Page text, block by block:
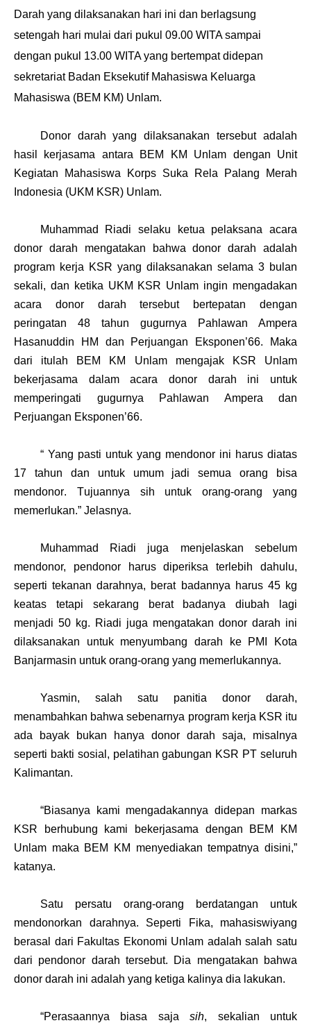
Darah yang dilaksanakan hari ini dan berlagsung
setengah hari mulai dari pukul 09.00 WITA sampai
dengan pukul 13.00 WITA yang bertempat didepan
sekretariat Badan Eksekutif Mahasiswa Keluarga
Mahasiswa (BEM KM) Unlam.
Donor darah yang dilaksanakan tersebut adalah
hasil
kerjasama antara BEM KM Unlam dengan Unit
Kegiatan
Mahasiswa Korps Suka Rela Palang Merah
Indonesia (UKM KSR) Unlam.
Muhammad Riadi se laku ketua pelaksana
acara
donor darah
mengatakan bahwa donor darah
adalah
program kerja KSR yang dilaksanakan selama 3 bulan
sekali, dan ketika UKM KSR Unlam ingin mengadakan
acara donor darah
tersebut bertepatan
dengan
peringatan 48 tahun
gugurnya Pahlawan
Ampera
Hasanuddin HM dan
Perjuangan Eksponen’66. Maka
dari
itulah BEM KM Unlam
mengajak KSR Unlam
bekerjasama
dalam acara donor darah ini
untuk
memperingati
gugurnya Pahlawan Ampera
dan
Perjuangan Eksponen’66.
“ Yang pasti untuk yang mendonor ini harus diatas
17 tahun
dan untuk umum jadi semua orang bisa
mendonor. Tujuannya sih
untuk orang-orang yang
memerlukan.” Jelasnya.
Muhammad Riadi juga menjelaskan
sebelum
mendonor, pendonor
harus diperiksa terlebih dahulu,
seperti tekanan darahnya, berat badannya harus 45 kg
keatas
tetapi sekarang berat badanya diubah
lagi
menjadi 50 kg. Riadi juga mengatakan donor darah ini
dilaksanakan
untuk menyumbang darah ke PMI
Kota
Banjarmasin untuk orang-orang yang memerlukannya.
Yasmin, salah satu panitia donor darah,
menambahkan bahwa sebenarnya program kerja KSR itu
ada
bayak bukan hanya donor darah
saja, misalnya
seperti bakti sosial, pelatihan gabungan KSR PT seluruh
Kalimantan.
“Biasanya kami mengadakannya didepan markas
KSR berhubung kami bekerjasama dengan BEM KM
Unlam maka BEM KM menyediakan tempatnya disini,”
katanya.
Satu persatu orang-orang berdatangan
untuk
mendonorkan
darahnya. Seperti Fika, mahasiswiyang
berasal
dari Fakultas Ekonomi Unlam adalah salah satu
dari pendonor darah tersebut. Dia mengatakan
bahwa
donor darah ini adalah yang ketiga kalinya dia lakukan.
“Perasaannya biasa saja sih, sekalian
untuk